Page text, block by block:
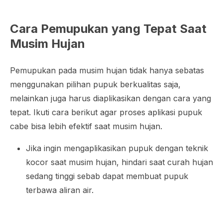
Cara Pemupukan yang Tepat Saat
Musim Hujan
Pemupukan pada musim hujan tidak hanya sebatas
menggunakan pilihan pupuk berkualitas saja,
melainkan juga harus diaplikasikan dengan cara yang
tepat. Ikuti cara berikut agar proses aplikasi pupuk
cabe bisa lebih efektif saat musim hujan.
Jika ingin mengaplikasikan pupuk dengan teknik
kocor saat musim hujan, hindari saat curah hujan
sedang tinggi sebab dapat membuat pupuk
terbawa aliran air.